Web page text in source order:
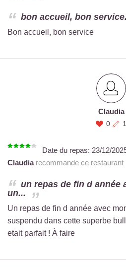
bon accueil, bon
Bon accueil, bon service
Claudia
0 1
Date du repas: 23/12/
Claudiarecommande ce restaurant
un repas de fin d année
un...
Un repas de fin d année avec
suspendu dans cette superbe
etait parfait ! À faire